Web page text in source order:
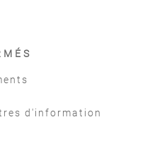
d'information